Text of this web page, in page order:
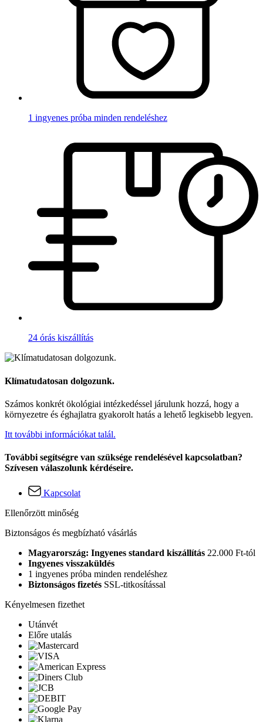
1 ingyenes próba minden rendeléshez
24 órás kiszállítás
Klímatudatosan dolgozunk.
Számos konkrét ökológiai intézkedéssel járulunk hozzá, hogy a
környezetre és éghajlatra gyakorolt hatás a lehető legkisebb legyen.
Itt további információkat talál.
További segítségre van szüksége rendelésével kapcsolatban?
Szívesen válaszolunk kérdéseire.
Kapcsolat
Ellenőrzött minőség
Biztonságos és megbízható vásárlás
Magyarország: Ingyenes standard kiszállítás 22.000 Ft-tól
Ingyenes visszaküldés
1 ingyenes próba minden rendeléshez
Biztonságos fizetés SSL-titkosítással
Kényelmesen fizethet
Utánvét
Előre utalás